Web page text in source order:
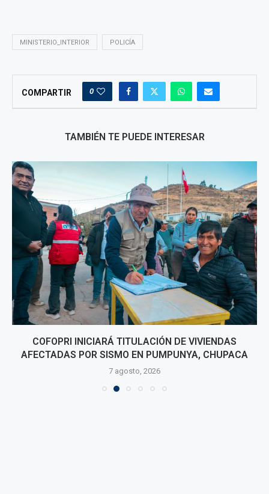
MINISTERIO_INTERIOR POLICÍA
COMPARTIR 0
TAMBIÉN TE PUEDE INTERESAR
COFOPRI INICIARÁ TITULACIÓN DE VIVIENDAS
AFECTADAS POR SISMO EN PUMPUNYA, CHUPACA
7 agosto, 2026